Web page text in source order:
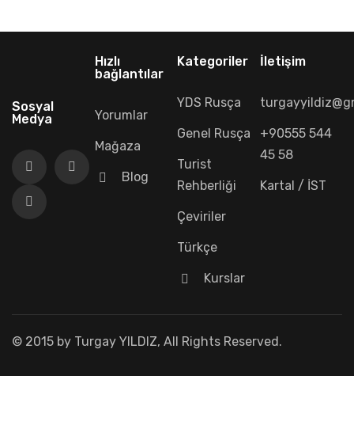
Sosyal
Medya
Hızlı
bağlantılar
Yorumlar
Mağaza
Blog
Kategoriler
YDS Rusça
Genel Rusça
Turist
Rehberliği
Çeviriler
Türkçe
Kurslar
İletişim
+90555 544
45 58
Kartal / İST
© 2015 by Turgay YILDIZ, All Rights Reserved.